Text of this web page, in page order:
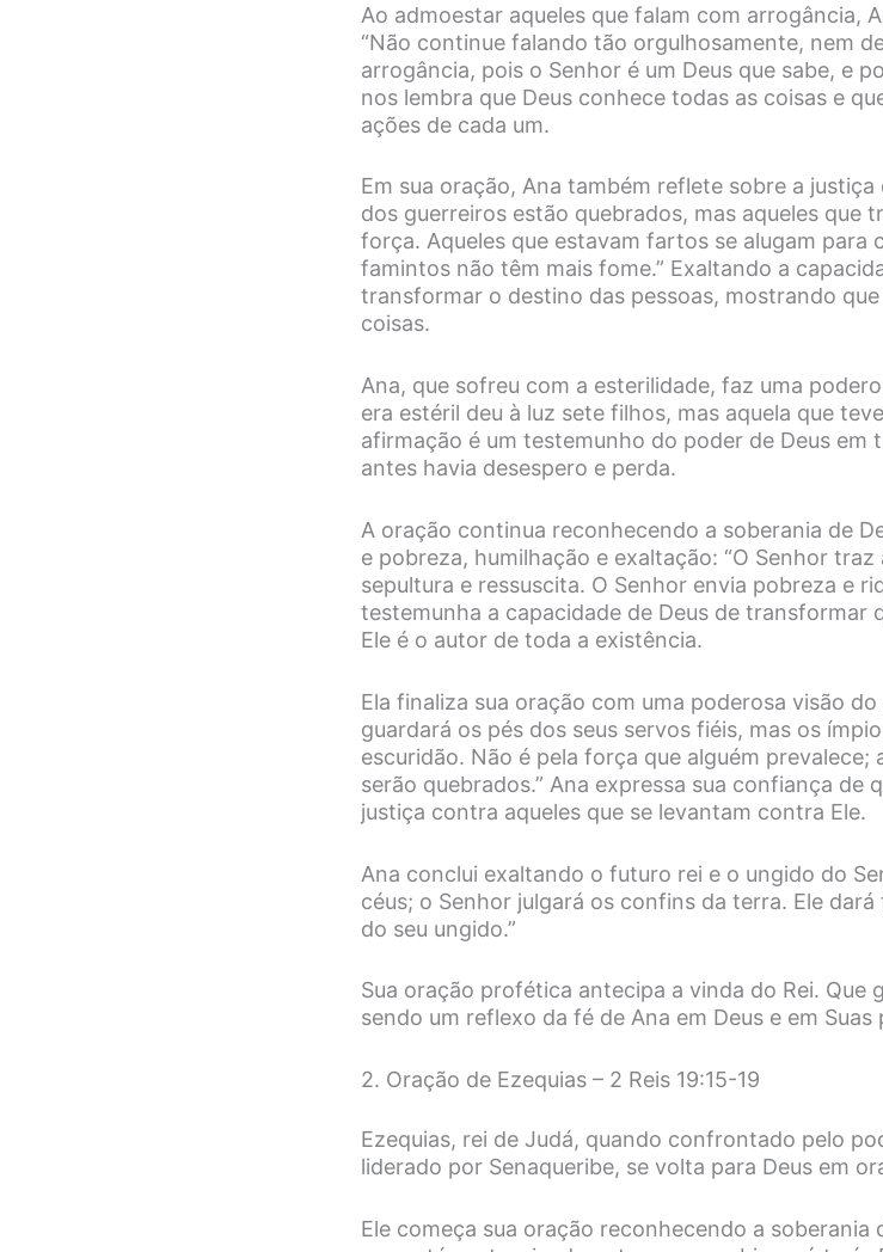
Ao admoestar aqueles que falam com arrogância,
“Não continue falando tão orgulhosamente, nem
arrogância, pois o Senhor é um Deus que sabe, e
nos lembra que Deus conhece todas as coisas e
ações de cada um.
Em sua oração, Ana também reflete sobre a
dos guerreiros estão quebrados, mas aqueles que
força. Aqueles que estavam fartos se alugam para
famintos não têm mais fome.” Exaltando a
transformar o destino das pessoas, mostrando
coisas.
Ana, que sofreu com a esterilidade, faz uma
era estéril deu à luz sete filhos, mas aquela que
afirmação é um testemunho do poder de Deus em
antes havia desespero e perda.
A oração continua reconhecendo a soberania de
e pobreza, humilhação e exaltação: “O Senhor
sepultura e ressuscita. O Senhor envia pobreza e
testemunha a capacidade de Deus de transformar
Ele é o autor de toda a existência.
Ela finaliza sua oração com uma poderosa visão
guardará os pés dos seus servos fiéis, mas os
escuridão. Não é pela força que alguém prevalece;
serão quebrados.” Ana expressa sua confiança de
justiça contra aqueles que se levantam contra Ele.
Ana conclui exaltando o futuro rei e o ungido do
céus; o Senhor julgará os confins da terra. Ele
do seu ungido.”
Sua oração profética antecipa a vinda do Rei. Que
sendo um reflexo da fé de Ana em Deus e em Suas
2. Oração de Ezequias – 2 Reis 19:15-19
Ezequias, rei de Judá, quando confrontado pelo
liderado por Senaqueribe, se volta para Deus em
Ele começa sua oração reconhecendo a soberania